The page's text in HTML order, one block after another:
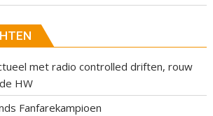
met radio controlled driften, rouw
HW
Fanfarekampioen